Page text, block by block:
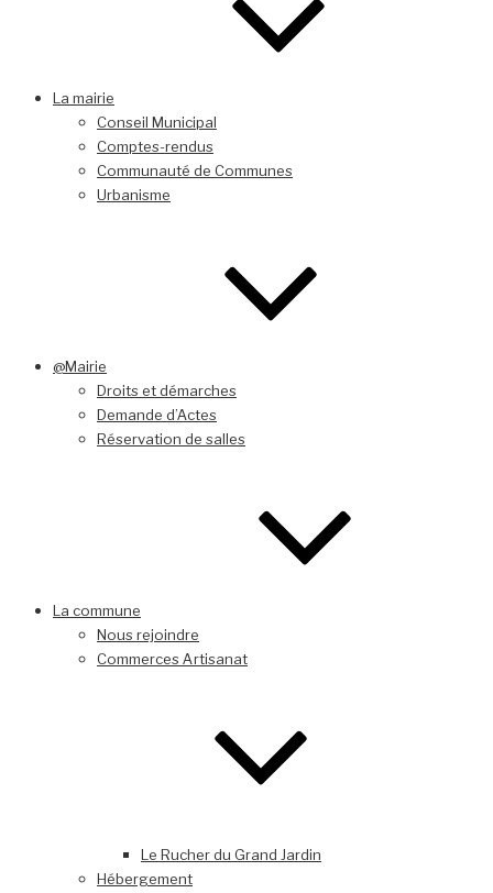
La mairie
Conseil Municipal
Comptes-rendus
Communauté de Communes
Urbanisme
@Mairie
Droits et démarches
Demande d’Actes
Réservation de salles
La commune
Nous rejoindre
Commerces Artisanat
Le Rucher du Grand Jardin
Hébergement